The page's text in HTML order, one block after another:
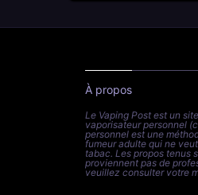
À propos
Le Vaping Post est un
vaporisateur personnel
personnel est une
fumeur adulte qui ne
tabac. Les propos tenus
proviennent pas de
veuillez consulter votre